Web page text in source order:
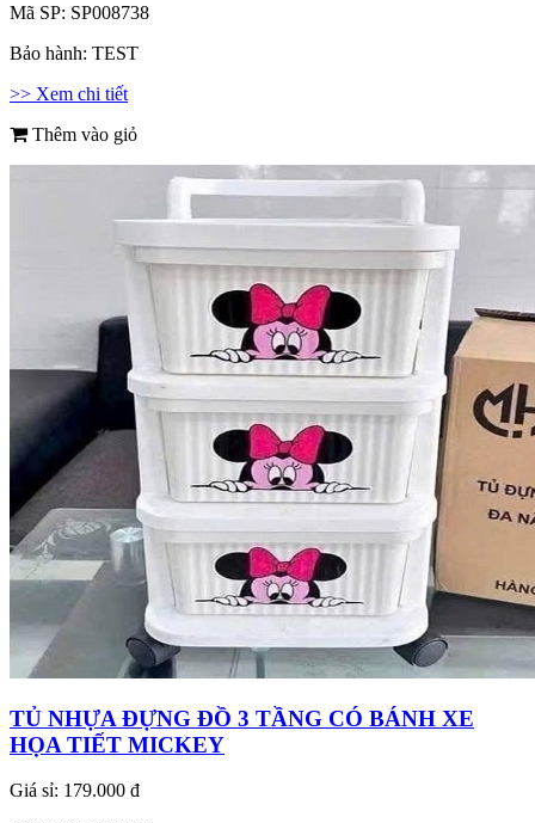
Mã SP: SP008738
Bảo hành: TEST
>> Xem chi tiết
Thêm vào giỏ
TỦ NHỰA ĐỰNG ĐỒ 3 TẦNG CÓ BÁNH XE
HỌA TIẾT MICKEY
Giá sỉ: 179.000 đ